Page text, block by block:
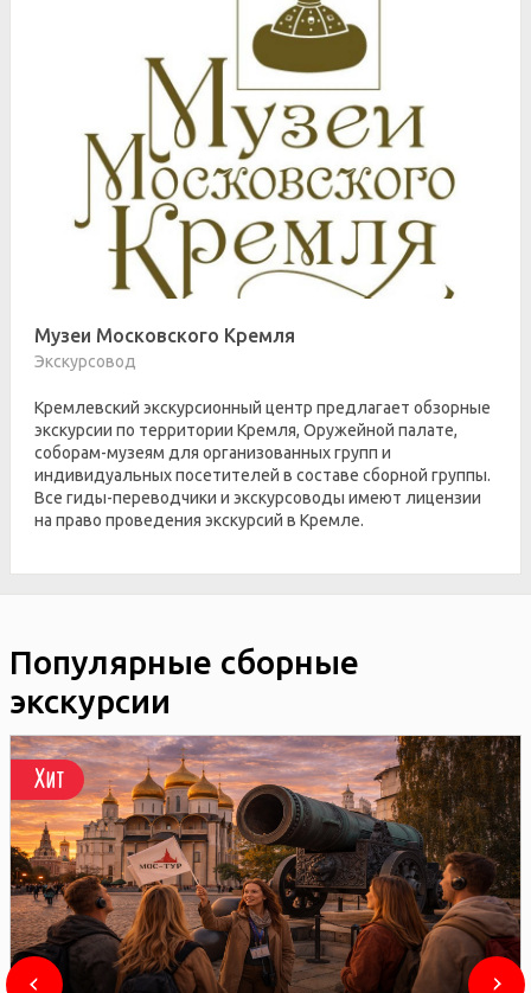
Музеи Московского Кремля
Экскурсовод
Кремлевский экскурсионный центр предлагает обзорные
экскурсии по территории Кремля, Оружейной палате,
соборам-музеям для организованных групп и
индивидуальных посетителей в составе сборной группы.
Все гиды-переводчики и экскурсоводы имеют лицензии
на право проведения экскурсий в Кремле.
Популярные сборные
экскурсии
Хит